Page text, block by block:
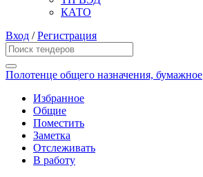
КАТО
Вход /Регистрация
Полотенце общего назначения, бумажное
Избранное
Общие
Поместить
Заметка
Отслеживать
В работу